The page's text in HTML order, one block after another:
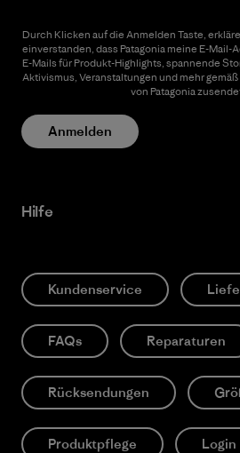
Durch Klicken auf die Anmelden Taste,
einverstanden, dass Patagonia meine E-Mail-
E-Mails für Produkt-Highlights, spannende
Aktivismus, Veranstaltungen und mehr
von Patagonia
Anmelden
Hilfe
Kundenservice
FAQs Reparaturen
Rücksendungen
Produktpflege Login